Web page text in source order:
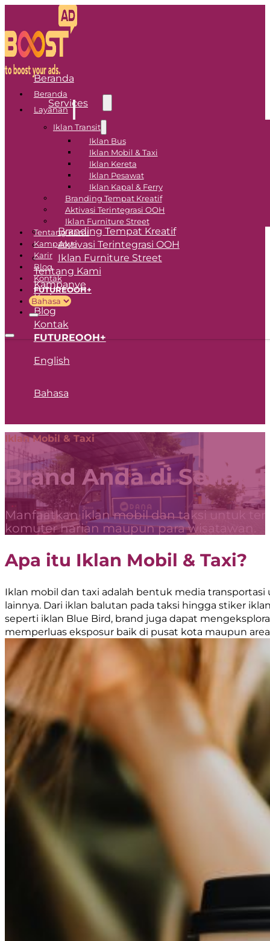
Beranda
Layanan
Iklan Transit
Iklan Bus
Iklan Mobil & Taxi
Iklan Kereta
Iklan Pesawat
Iklan Kapal & Ferry
Branding Tempat Kreatif
Aktivasi Terintegrasi OOH
Iklan Furniture Street
Tentang Kami
Kampanye
Karir
Blog
Kontak
FUTUREOOH+
Beranda
Services
Transit Advertising
Iklan Bus
Iklan Mobil & Taxi
Iklan Kereta
Iklan Pesawat
Iklan Kapal & Ferry
Branding Tempat Kreatif
Aktivasi Terintegrasi OOH
Iklan Furniture Street
Tentang Kami
Kampanye
Karir
Blog
Kontak
FUTUREOOH+
English
Bahasa
Iklan Mobil & Taxi
Brand Anda di Setiap
Manfaatkan iklan mobil dan taksi untuk
komuter harian maupun para wisatawan.
Apa itu Iklan Mobil & Taxi?
Iklan mobil dan taxi adalah bentuk media
lainnya. Dari iklan balutan pada taksi hingga stiker
seperti iklan Blue Bird, brand juga dapat
memperluas eksposur baik di pusat kota maupun